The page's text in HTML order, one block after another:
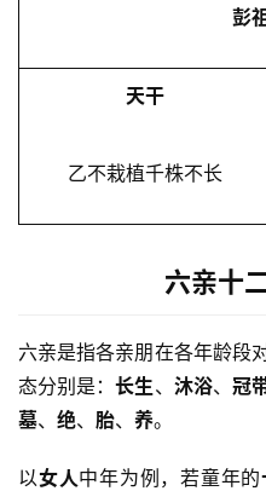
彭
天干
乙不栽植千株不长
六亲十
六亲是指各亲朋在各年龄段
态分别是：长生、 沐浴、 冠
墓、 绝、 胎、 养。
以女人中年为例，若童年的